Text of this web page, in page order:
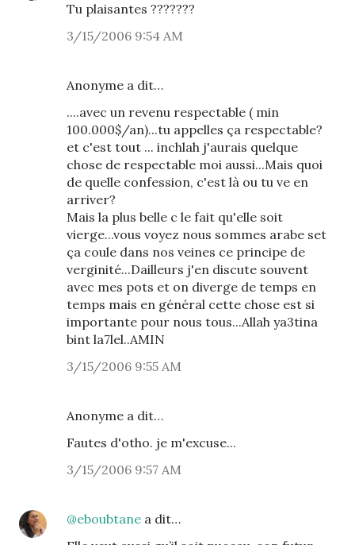
Tu plaisantes ???????
3/15/2006 9:54 AM
Anonyme a dit…
....avec un revenu respectable ( min
100.000$/an)...tu appelles ça respectable?
et c'est tout ... inchlah j'aurais quelque
chose de respectable moi aussi...Mais quoi
de quelle confession, c'est là ou tu ve en
arriver?
Mais la plus belle c le fait qu'elle soit
vierge...vous voyez nous sommes arabe set
ça coule dans nos veines ce principe de
verginité...Dailleurs j'en discute souvent
avec mes pots et on diverge de temps en
temps mais en général cette chose est si
importante pour nous tous...Allah ya3tina
bint la7lel..AMIN
3/15/2006 9:55 AM
Anonyme a dit…
Fautes d'otho. je m'excuse...
3/15/2006 9:57 AM
@eboubtane a dit…